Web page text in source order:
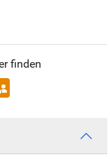
finden